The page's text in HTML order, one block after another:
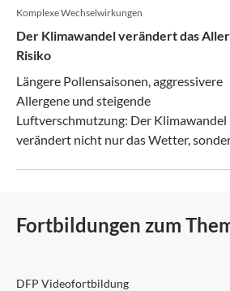
Komplexe Wechselwirkungen
Der Klimawandel verändert das
Risiko
Längere Pollensaisonen, aggressivere
Allergene und steigende
Luftverschmutzung: Der Klimawandel
verändert nicht nur das Wetter,
Fortbildungen zum
DFP: 5 Punkte
DFP Videofortbildung